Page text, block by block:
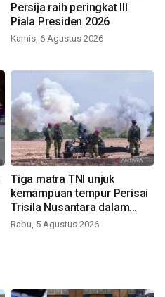
Persija raih peringkat III
Piala Presiden 2026
Kamis, 6 Agustus 2026
Tiga matra TNI unjuk
kemampuan tempur Perisai
Trisila Nusantara dalam
latihan di Kepri
Rabu, 5 Agustus 2026